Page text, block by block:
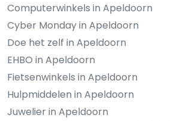
Computerwinkels in Apeldoorn
Cyber Monday in Apeldoorn
Doe het zelf in Apeldoorn
EHBO in Apeldoorn
Fietsenwinkels in Apeldoorn
Hulpmiddelen in Apeldoorn
Juwelier in Apeldoorn